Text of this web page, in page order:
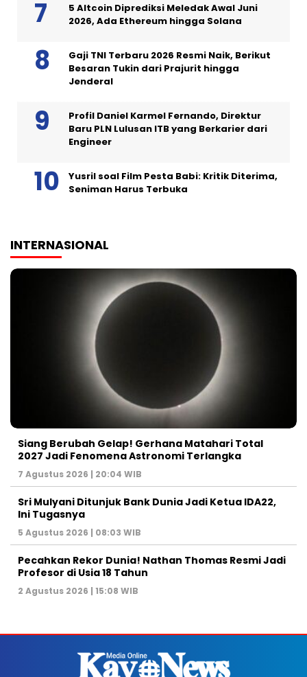
5 Altcoin Diprediksi Meledak Awal Juni
2026, Ada Ethereum hingga Solana
Gaji TNI Terbaru 2026 Resmi Naik, Berikut
Besaran Tukin dari Prajurit hingga
Jenderal
Profil Daniel Karmel Fernando, Direktur
Baru PLN Lulusan ITB yang Berkarier dari
Engineer
Yusril soal Film Pesta Babi: Kritik Diterima,
Seniman Harus Terbuka
INTERNASIONAL
Siang Berubah Gelap! Gerhana Matahari Total
2027 Jadi Fenomena Astronomi Terlangka
7 Agustus 2026 | 20:04 WIB
Sri Mulyani Ditunjuk Bank Dunia Jadi Ketua IDA22,
Ini Tugasnya
5 Agustus 2026 | 08:03 WIB
Pecahkan Rekor Dunia! Nathan Thomas Resmi Jadi
Profesor di Usia 18 Tahun
2 Agustus 2026 | 15:08 WIB